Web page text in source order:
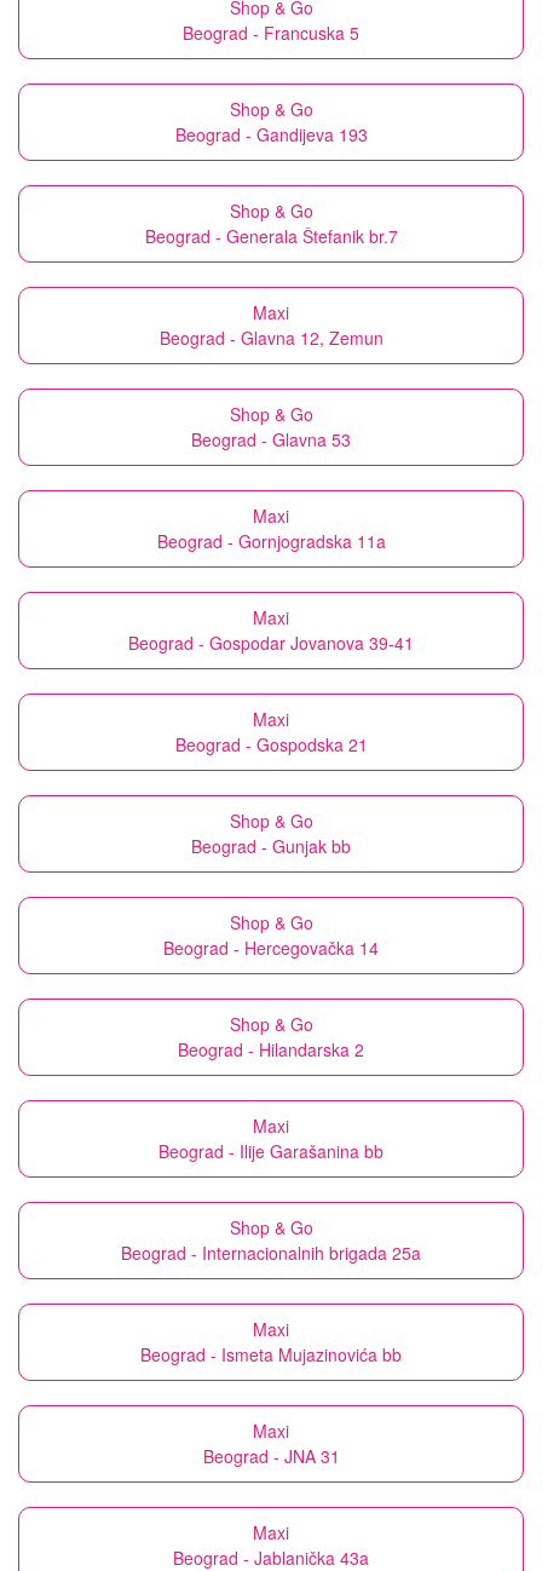
Shop & Go
Beograd - Francuska 5
Shop & Go
Beograd - Gandijeva 193
Shop & Go
Beograd - Generala Štefanik br.7
Maxi
Beograd - Glavna 12, Zemun
Shop & Go
Beograd - Glavna 53
Maxi
Beograd - Gornjogradska 11a
Maxi
Beograd - Gospodar Jovanova 39-41
Maxi
Beograd - Gospodska 21
Shop & Go
Beograd - Gunjak bb
Shop & Go
Beograd - Hercegovačka 14
Shop & Go
Beograd - Hilandarska 2
Maxi
Beograd - Ilije Garašanina bb
Shop & Go
Beograd - Internacionalnih brigada 25a
Maxi
Beograd - Ismeta Mujazinovića bb
Maxi
Beograd - JNA 31
Maxi
Beograd - Jablanička 43a